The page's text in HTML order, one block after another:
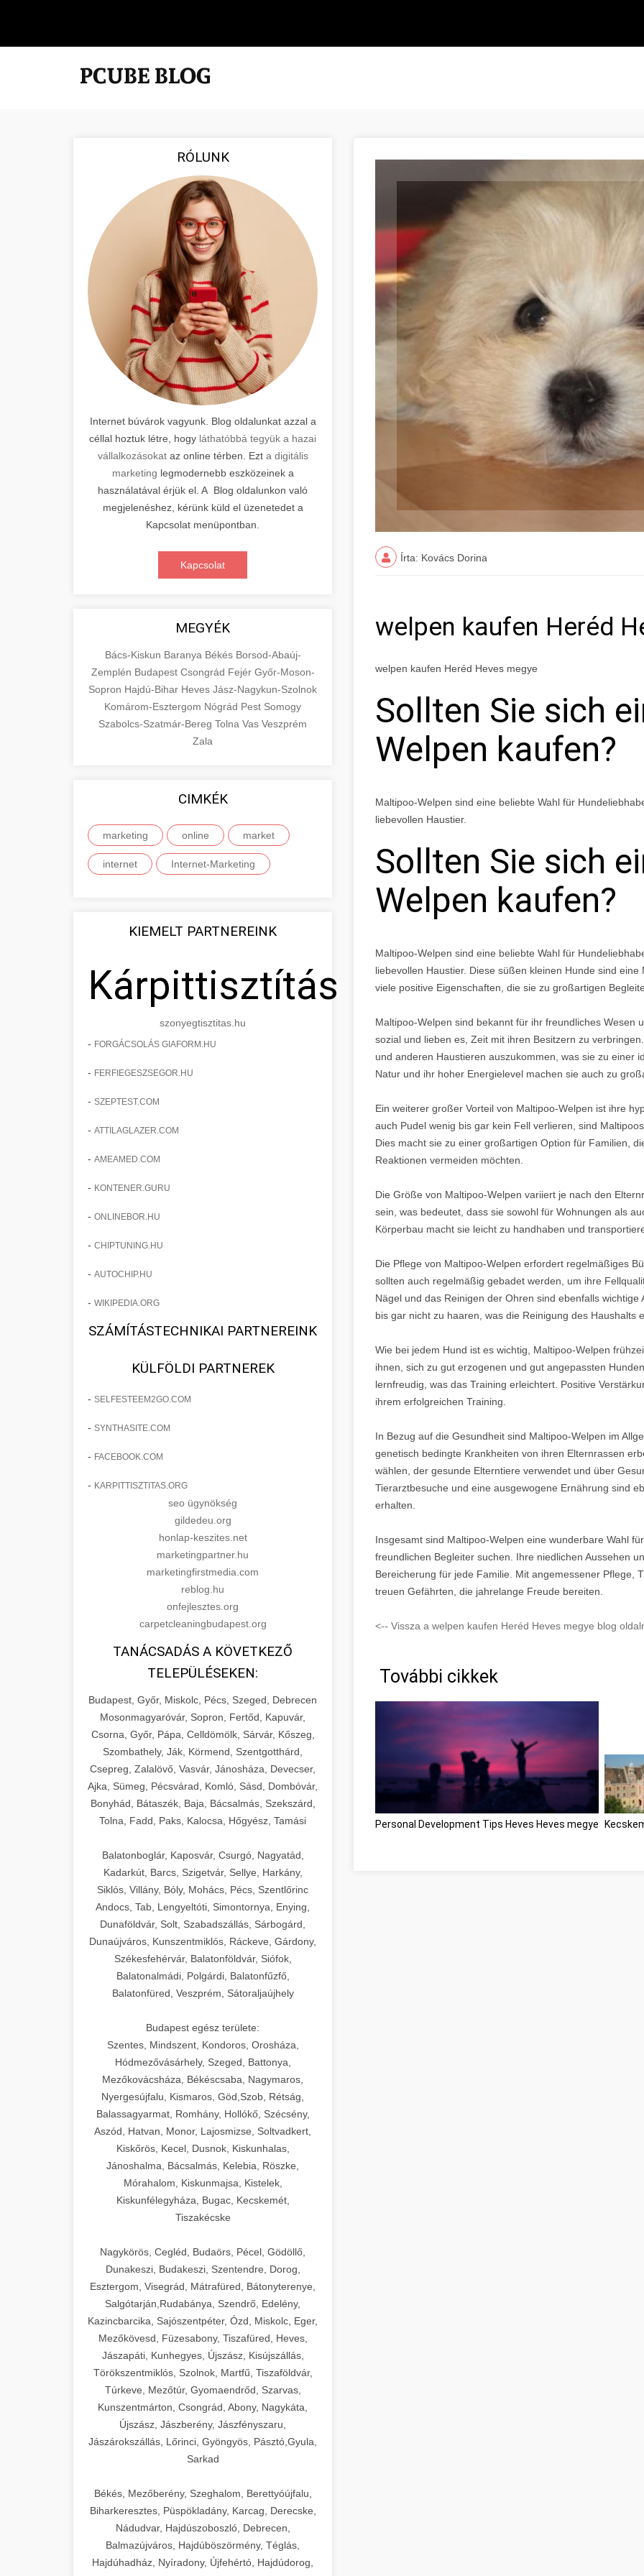
RÓLUNK
Internet búvárok vagyunk. Blog oldalunkat azzal a
céllal hoztuk létre, hogy láthatóbbá tegyük a hazai
vállalkozásokataz online térben. Ezt a digitális
marketing legmodernebb eszközeinek a
használatával érjük el. A Blog oldalunkon való
megjelenéshez, kérünk küld el üzenetedet a
Kapcsolat menüpontban.
Kapcsolat
MEGYÉK
Bács-Kiskun Baranya Békés Borsod-Abaúj-
Zemplén Budapest Csongrád Fejér Győr-Moson-
Sopron Hajdú-Bihar Heves Jász-Nagykun-Szolnok
Komárom-Esztergom Nógrád Pest Somogy
Szabolcs-Szatmár-Bereg Tolna Vas Veszprém
Zala
CIMKÉK
marketing online market
internet Internet-Marketing
KIEMELT PARTNEREINK
Kárpittisztítás
szonyegtisztitas.hu
- FORGÁCSOLÁS GIAFORM.HU
- FERFIEGESZSEGOR.HU
- SZEPTEST.COM
- ATTILAGLAZER.COM
- AMEAMED.COM
- KONTENER.GURU
- ONLINEBOR.HU
- CHIPTUNING.HU
- AUTOCHIP.HU
- WIKIPEDIA.ORG
SZÁMÍTÁSTECHNIKAI PARTNEREINK
KÜLFÖLDI PARTNEREK
- SELFESTEEM2GO.COM
- SYNTHASITE.COM
- FACEBOOK.COM
- KARPITTISZTITAS.ORG
seo ügynökség
gildedeu.org
honlap-keszites.net
marketingpartner.hu
marketingfirstmedia.com
reblog.hu
onfejlesztes.org
carpetcleaningbudapest.org
TANÁCSADÁS A KÖVETKEZŐ
TELEPÜLÉSEKEN:
Budapest, Győr, Miskolc, Pécs, Szeged, Debrecen
Mosonmagyaróvár, Sopron, Fertőd, Kapuvár,
Csorna, Győr, Pápa, Celldömölk, Sárvár, Kőszeg,
Szombathely, Ják, Körmend, Szentgotthárd,
Csepreg, Zalalövő, Vasvár, Jánosháza, Devecser,
Ajka, Sümeg, Pécsvárad, Komló, Sásd, Dombóvár,
Bonyhád, Bátaszék, Baja, Bácsalmás, Szekszárd,
Tolna, Fadd, Paks, Kalocsa, Hőgyész, Tamási
Balatonboglár, Kaposvár, Csurgó, Nagyatád,
Kadarkút, Barcs, Szigetvár, Sellye, Harkány,
Siklós, Villány, Bóly, Mohács, Pécs, Szentlőrinc
Andocs, Tab, Lengyeltóti, Simontornya, Enying,
Dunaföldvár, Solt, Szabadszállás, Sárbogárd,
Dunaújváros, Kunszentmiklós, Ráckeve, Gárdony,
Székesfehérvár, Balatonföldvár, Siófok,
Balatonalmádi, Polgárdi, Balatonfűzfő,
Balatonfüred, Veszprém, Sátoraljaújhely
Budapest egész területe:
Szentes, Mindszent, Kondoros, Orosháza,
Hódmezővásárhely, Szeged, Battonya,
Mezőkovácsháza, Békéscsaba, Nagymaros,
Nyergesújfalu, Kismaros, Göd,Szob, Rétság,
Balassagyarmat, Romhány, Hollókő, Szécsény,
Aszód, Hatvan, Monor, Lajosmizse, Soltvadkert,
Kiskőrös, Kecel, Dusnok, Kiskunhalas,
Jánoshalma, Bácsalmás, Kelebia, Röszke,
Mórahalom, Kiskunmajsa, Kistelek,
Kiskunfélegyháza, Bugac, Kecskemét,
Tiszakécske
Nagykörös, Cegléd, Budaörs, Pécel, Gödöllő,
Dunakeszi, Budakeszi, Szentendre, Dorog,
Esztergom, Visegrád, Mátrafüred, Bátonyterenye,
Salgótarján,Rudabánya, Szendrő, Edelény,
Kazincbarcika, Sajószentpéter, Ózd, Miskolc, Eger,
Mezőkövesd, Füzesabony, Tiszafüred, Heves,
Jászapáti, Kunhegyes, Újszász, Kisújszállás,
Törökszentmiklós, Szolnok, Martfű, Tiszaföldvár,
Túrkeve, Mezőtúr, Gyomaendrőd, Szarvas,
Kunszentmárton, Csongrád, Abony, Nagykáta,
Újszász, Jászberény, Jászfényszaru,
Jászárokszállás, Lőrinci, Gyöngyös, Pásztó,Gyula,
Sarkad
Békés, Mezőberény, Szeghalom, Berettyóújfalu,
Biharkeresztes, Püspökladány, Karcag, Derecske,
Nádudvar, Hajdúszoboszló, Debrecen,
Balmazújváros, Hajdúböszörmény, Téglás,
Hajdúhadház, Nyíradony, Újfehértó, Hajdúdorog,
Írta: Kovács Dorina
welpen kaufen Heréd
welpen kaufen Heréd Heves megye
Sollten Sie sich
Welpen kaufen?
Maltipoo-Welpen sind eine beliebte Wahl für
liebevollen Haustier.
Sollten Sie sich
Welpen kaufen?
Maltipoo-Welpen sind eine beliebte Wahl für
liebevollen Haustier. Diese süßen kleinen Hunde sind
viele positive Eigenschaften, die sie zu großartigen
Maltipoo-Welpen sind bekannt für ihr freundliches Wesen
sozial und lieben es, Zeit mit ihren Besitzern zu
und anderen Haustieren auszukommen, was sie zu einer
Natur und ihr hoher Energielevel machen sie auch zu
Ein weiterer großer Vorteil von Maltipoo-Welpen ist ihre
auch Pudel wenig bis gar kein Fell verlieren, sind
Dies macht sie zu einer großartigen Option für Familien,
Reaktionen vermeiden möchten.
Die Größe von Maltipoo-Welpen variiert je nach den
sein, was bedeutet, dass sie sowohl für Wohnungen als
Körperbau macht sie leicht zu handhaben und
Die Pflege von Maltipoo-Welpen erfordert regelmäßiges
sollten auch regelmäßig gebadet werden, um ihre
Nägel und das Reinigen der Ohren sind ebenfalls
bis gar nicht zu haaren, was die Reinigung des Haushalts
Wie bei jedem Hund ist es wichtig, Maltipoo-Welpen
ihnen, sich zu gut erzogenen und gut angepassten
lernfreudig, was das Training erleichtert. Positive
ihrem erfolgreichen Training.
In Bezug auf die Gesundheit sind Maltipoo-Welpen im
genetisch bedingte Krankheiten von ihren Elternrassen
wählen, der gesunde Elterntiere verwendet und über
Tierarztbesuche und eine ausgewogene Ernährung sind
erhalten.
Insgesamt sind Maltipoo-Welpen eine wunderbare Wahl
freundlichen Begleiter suchen. Ihre niedlichen Aussehen
Bereicherung für jede Familie. Mit angemessener Pflege,
treuen Gefährten, die jahrelange Freude bereiten.
<-- Vissza a welpen kaufen Heréd Heves megye blog
További cikkek
Personal Development Tips Heves Heves megye